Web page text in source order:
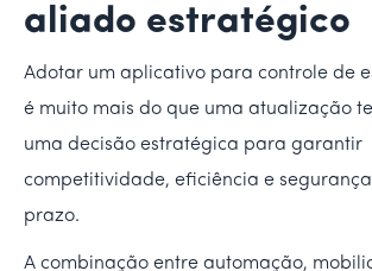
aliado estratégico
Adotar um aplicativo para controle de
é muito mais do que uma atualização
uma decisão estratégica para garantir
competitividade, eficiência e
prazo.
A combinação entre automação,